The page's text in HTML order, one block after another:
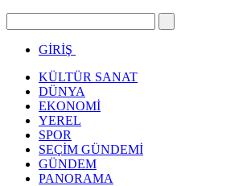
GİRİŞ
KÜLTÜR SANAT
DÜNYA
EKONOMİ
YEREL
SPOR
SEÇİM GÜNDEMİ
GÜNDEM
PANORAMA